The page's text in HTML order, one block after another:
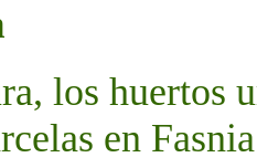
los huertos
en